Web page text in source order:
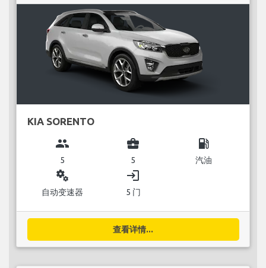
KIA SORENTO
group
5
business_center
5
local_gas_station
汽油
miscellaneous_services
自动变速器
login
5 门
查看详情...